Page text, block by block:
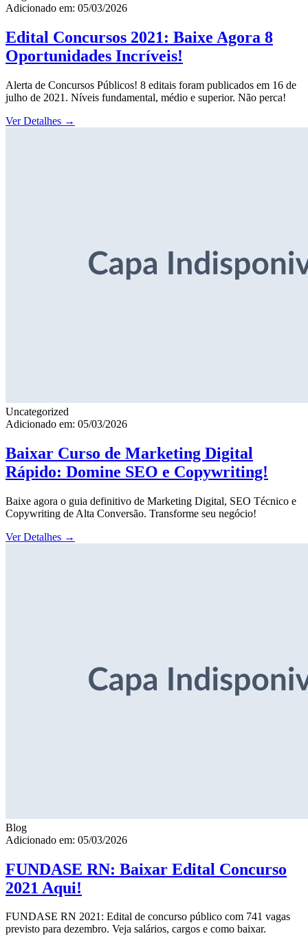
Adicionado em: 05/03/2026
Edital Concursos 2021: Baixe Agora 8
Oportunidades Incríveis!
Alerta de Concursos Públicos! 8 editais foram publicados em 16 de
julho de 2021. Níveis fundamental, médio e superior. Não perca!
Ver Detalhes →
Uncategorized
Adicionado em: 05/03/2026
Baixar Curso de Marketing Digital
Rápido: Domine SEO e Copywriting!
Baixe agora o guia definitivo de Marketing Digital, SEO Técnico e
Copywriting de Alta Conversão. Transforme seu negócio!
Ver Detalhes →
Blog
Adicionado em: 05/03/2026
FUNDASE RN: Baixar Edital Concurso
2021 Aqui!
FUNDASE RN 2021: Edital de concurso público com 741 vagas
previsto para dezembro. Veja salários, cargos e como baixar.